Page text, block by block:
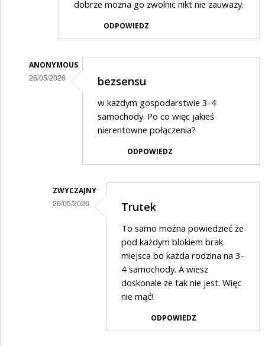
dobrze mozna go zwolnic nikt nie zauwazy.
ODPOWIEDZ
ANONYMOUS
26/05/2026
odpowiedzi
Minister
bezsensu
w każdym gospodarstwie 3-4
samochody. Po co więc jakieś
nierentowne połączenia?
ODPOWIEDZ
ZWYCZAJNY
26/05/2026 Trutek
To samo można powiedzieć że
pod każdym blokiem brak
miejsca bo każda rodzina na 3-
4 samochody. A wiesz
doskonale że tak nie jest. Więc
nie mąć!
ODPOWIEDZ